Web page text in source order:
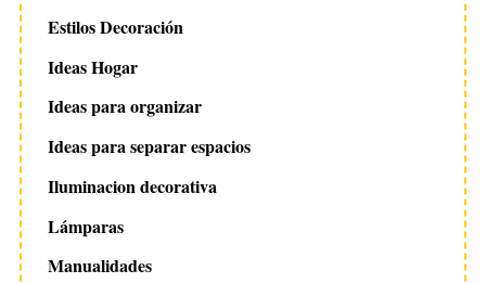
Estilos Decoración
Ideas Hogar
Ideas para organizar
Ideas para separar espacios
Iluminacion decorativa
Lámparas
Manualidades